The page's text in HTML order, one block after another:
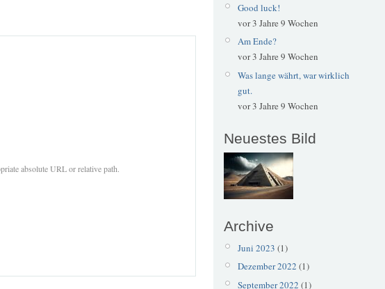
absolute URL or relative path.
Good luck!
vor 3 Jahre 9 Wochen
Am Ende?
vor 3 Jahre 9 Wochen
Was lange währt, war wirklich
gut.
vor 3 Jahre 9 Wochen
Neuestes Bild
Archive
Juni 2023 (1)
Dezember 2022 (1)
September 2022 (1)